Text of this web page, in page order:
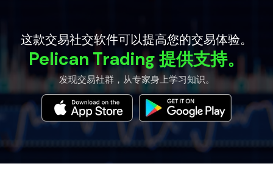
这款交易社交软件可以提高您的交易体验。
Pelican Trading 提供支持。
发现交易社群，从专家身上学习知识。